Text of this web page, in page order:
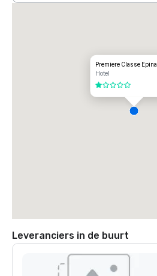
Premiere Classe Epinal
Hotel
1 van 5
Leveranciers in de buurt